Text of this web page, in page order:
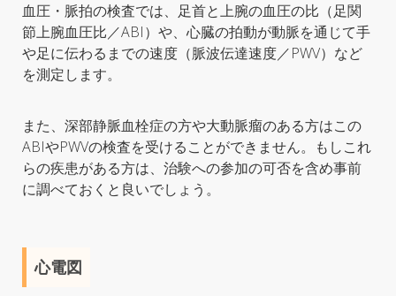
血圧・脈拍の検査では、足首と上腕の血圧の比（足関
節上腕血圧比／ABI）や、心臓の拍動が動脈を通じて手
や足に伝わるまでの速度（脈波伝達速度／PWV）など
を測定します。
また、深部静脈血栓症の方や大動脈瘤のある方はこの
ABIやPWVの検査を受けることができません。もしこれ
らの疾患がある方は、治験への参加の可否を含め事前
に調べておくと良いでしょう。
心電図